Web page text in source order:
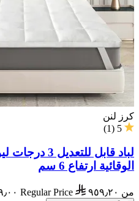
كرز لنن
5
(
1
)
لباد قابل
الوقائية ارتفاع 6 سم
من ٩٥٩٫٢٠ Regular Price